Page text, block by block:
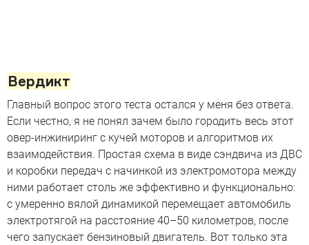
Вердикт
Главный вопрос этого теста остался у меня без ответа.
Если честно, я не понял зачем было городить весь этот
овер-инжиниринг с кучей моторов и алгоритмов их
взаимодействия. Простая схема в виде сэндвича из ДВС
и коробки передач с начинкой из электромотора между
ними работает столь же эффективно и функционально:
с умеренно вялой динамикой перемещает автомобиль
электротягой на расстояние 40–50 километров, после
чего запускает бензиновый двигатель. Вот только эта